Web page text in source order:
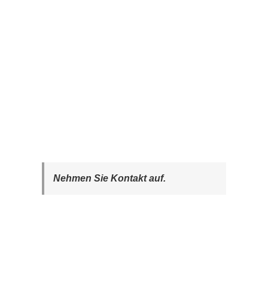
Nehmen Sie Kontakt auf.